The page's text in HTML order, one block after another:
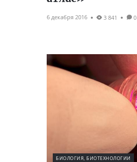
6 декабря 2016 3 841 0
БИОЛОГИЯ, БИОТЕХНОЛОГИИ